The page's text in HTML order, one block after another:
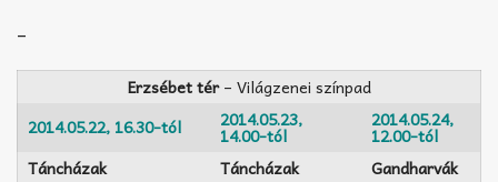
–
Erzsébet tér– Világzenei színpad
2014.05.22, 16.30-tól
2014.05.23,
14.00-tól
2014.05.24,
12.00-tól
Táncházak
Táncházak
Gandharvák